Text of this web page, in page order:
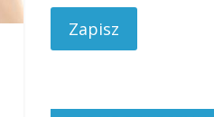
e
e
a